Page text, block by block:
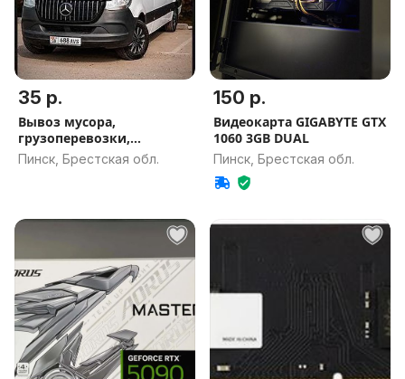
35 р.
Вывоз мусора,
грузоперевозки,
грузчики
Пинск, Брестская обл.
150 р.
Видеокарта GIGABYTE GTX
1060 3GB DUAL
Пинск, Брестская обл.